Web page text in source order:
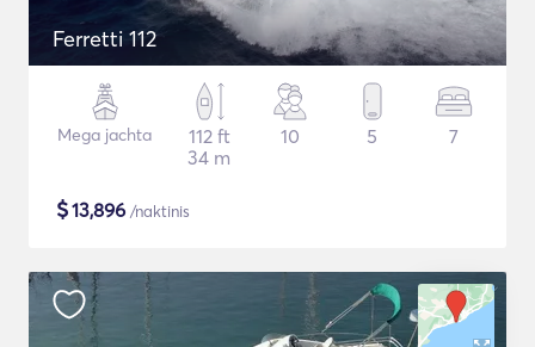
Ferretti 112
Mega jachta
112 ft
34 m
10 5 7
$13,896 /naktinis